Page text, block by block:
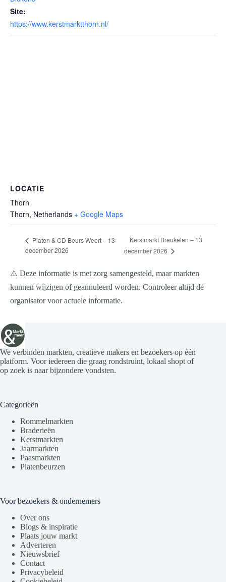
Site:
https://www.kerstmarktthorn.nl/
LOCATIE
Thorn
Thorn, Netherlands + Google Maps
Platen & CD Beurs Weert – 13
december 2026
Kerstmarkt Breukelen – 13
december 2026
⚠️ Deze informatie is met zorg samengesteld, maar markten
kunnen wijzigen of geannuleerd worden. Controleer altijd de
organisator voor actuele informatie.
We verbinden markten, creatieve makers en bezoekers op één
platform. Voor iedereen die graag rondstruint, lokaal shopt of
op zoek is naar bijzondere vondsten.
Categorieën
Rommelmarkten
Braderieën
Kerstmarkten
Jaarmarkten
Paasmarkten
Platenbeurzen
Voor bezoekers & ondernemers
Over ons
Blogs & inspiratie
Plaats jouw markt
Adverteren
Nieuwsbrief
Contact
Privacybeleid